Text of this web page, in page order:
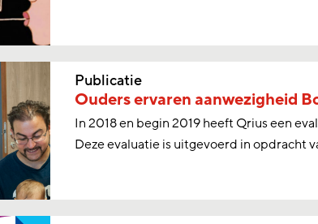
Publicatie
Ouders ervaren aanwezigheid
In 2018 en begin 2019 heeft Qrius een
Deze evaluatie is uitgevoerd in opdracht